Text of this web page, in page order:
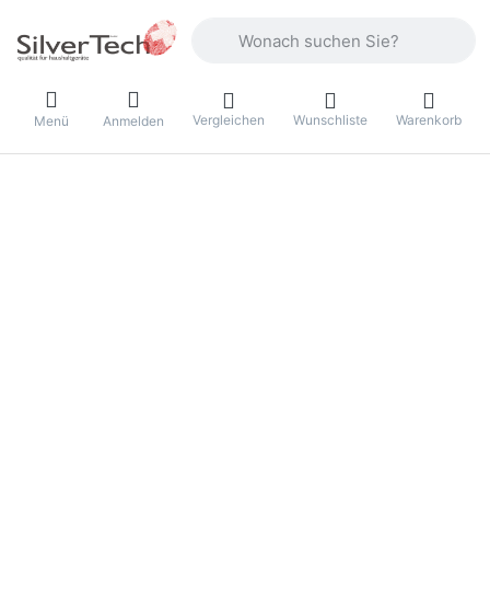
Menü Anmelden Vergleichen Wunschliste Warenkorb